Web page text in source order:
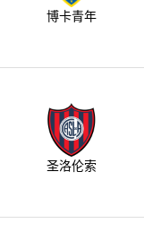
博卡青年
圣洛伦索